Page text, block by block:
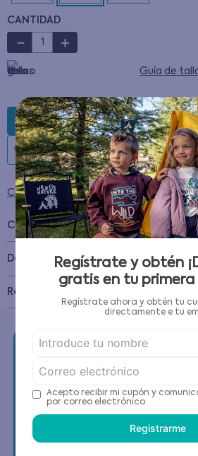
CANTIDAD
＋
－
Guía de
AGREGAR AL CARRITO
Condiciones para cambios y
Características
Detalles del Producto
Recomendaciones de cuidado
Contáctanos
(22) 6178818 - Compras
Regístrate y obtén
gratis en tu
Regístrate ahora y obtén tu
directamente e tu
Acepto recibir mi cupón y
por correo electrónico.
Registrarme